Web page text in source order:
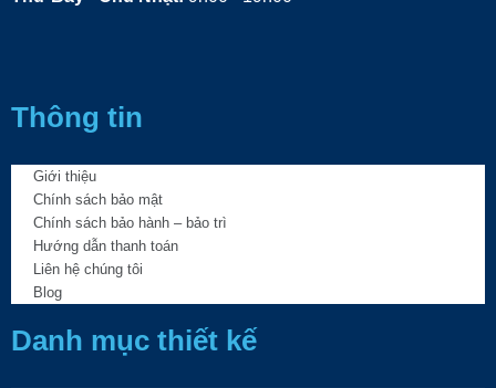
Thông tin
Giới thiệu
Chính sách bảo mật
Chính sách bảo hành – bảo trì
Hướng dẫn thanh toán
Liên hệ chúng tôi
Blog
Danh mục thiết kế